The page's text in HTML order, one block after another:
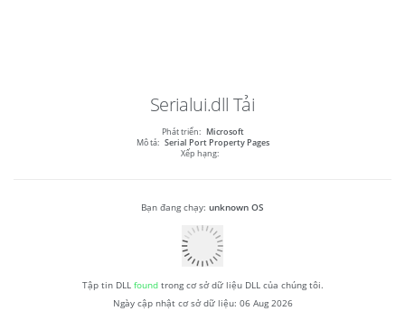
Serialui.dll Tải
Phát triển: Microsoft
Mô tả: Serial Port Property Pages
Xếp hạng:
Bạn đang chạy: unknown OS
Tập tin DLL foundtrong cơ sở dữ liệu DLL của chúng tôi.
Ngày cập nhật cơ sở dữ liệu: 06 Aug 2026